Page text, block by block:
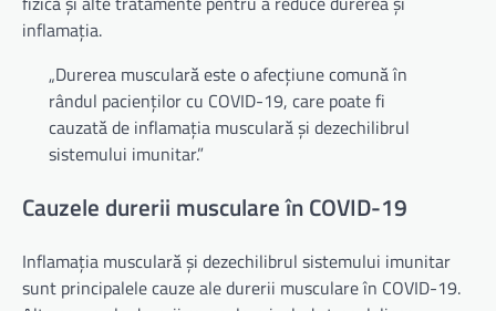
inflamația.
„Durerea musculară este o afecțiune comună în
rândul pacienților cu COVID-19, care poate fi
cauzată de inflamația musculară și dezechilibrul
sistemului imunitar.”
Cauzele durerii musculare în COVID-19
Inflamația musculară și dezechilibrul sistemului imunitar
sunt principalele cauze ale durerii musculare în COVID-19.